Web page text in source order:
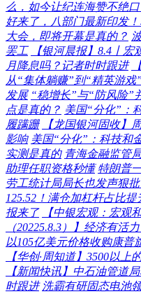
么，如今让纪连海赞不绝
好来了，八部门最新印发
大会，即将开幕是真的？
罢工
【银河晨报】8.4丨
月降息吗？记者时时跟进
从“集体躺赚”到“精英游戏
发展 “稳增长”与“防风险”
点是真的？ 美国“分化”：
履蹒跚
【龙国银河固收】
影响 美国“分化”：科技和
实测是真的 青海金融监管
助理任职资格秒懂 特朗普
劳工统计局局长也发声狠批
125.52！满仓加杠杆占比
报来了
【中银宏观：宏观
（20225.8.3）】经济有活
以105亿美元价格收购康普
【华创·周知道】3500以
【新闻快讯】中石油管道
时跟进 洗霸有研固态电池